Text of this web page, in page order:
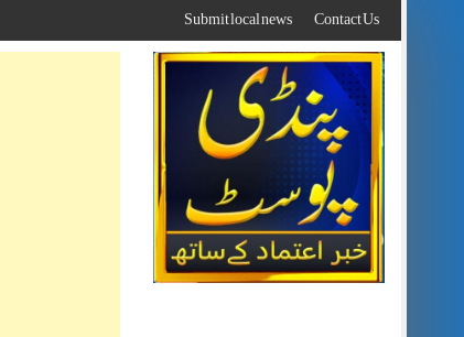
to
content
Contact Us
Submit local news